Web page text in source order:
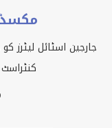
جارجین اسٹائل